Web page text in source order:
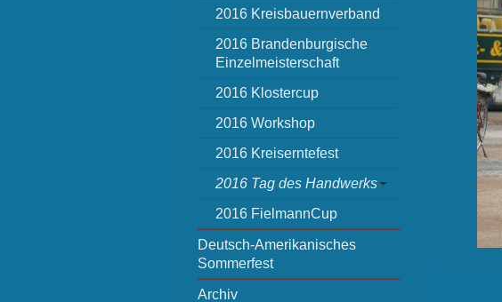
2016 Kreisbauernverband
2016 Brandenburgische
Einzelmeisterschaft
2016 Klostercup
2016 Workshop
2016 Kreiserntefest
2016 Tag des Handwerks
2016 FielmannCup
Deutsch-Amerikanisches
Sommerfest
Archiv